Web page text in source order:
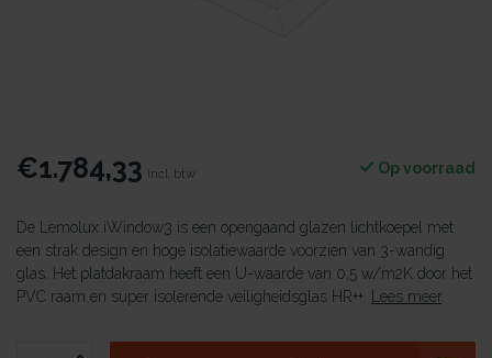
€1.784,33 Incl. btw Op voorraad
De Lemolux iWindow3 is een opengaand glazen lichtkoepel met
een strak design en hoge isolatiewaarde voorzien van 3-wandig
glas. Het platdakraam heeft een U-waarde van 0,5 w/m2K door het
PVC raam en super isolerende veiligheidsglas HR++.
Lees meer.